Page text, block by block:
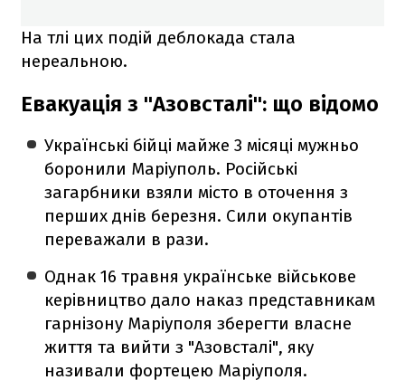
На тлі цих подій деблокада стала
нереальною.
Евакуація з "Азовсталі": що відомо
Українські бійці майже 3 місяці мужньо
боронили Маріуполь. Російські
загарбники взяли місто в оточення з
перших днів березня. Сили окупантів
переважали в рази.
Однак 16 травня українське військове
керівництво дало наказ представникам
гарнізону Маріуполя зберегти власне
життя та вийти з "Азовсталі", яку
називали фортецею Маріуполя.